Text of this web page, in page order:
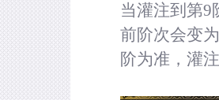
当灌注到第9
前阶次会变为
阶为准，灌